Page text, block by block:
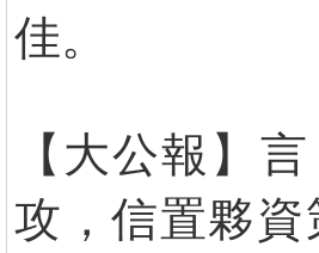
佳。
【大公報】
攻，信置夥